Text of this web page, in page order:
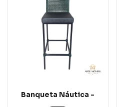
Banqueta Náutica -